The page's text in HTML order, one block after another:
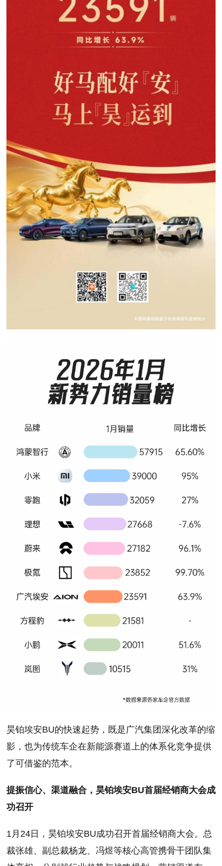
昊铂埃安BU的快速起势，既是广汽集团深化改革的缩
影，也为传统车企在新能源赛道上的体系化竞争提供
了可借鉴的范本。
提振信心、渠道融合，昊铂埃安BU首届经销商大会成
功召开
1月24日，昊铂埃安BU成功召开首届经销商大会。总
裁张雄、副总裁杨龙、冯煜等核心高管携骨干团队集